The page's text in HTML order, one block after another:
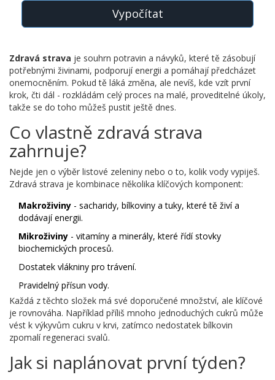
Vypočítat
Zdravá strava je souhrn potravin a návyků, které tě zásobují
potřebnými živinami, podporují energii a pomáhají předcházet
onemocněním. Pokud tě láká změna, ale nevíš, kde vzít první
krok, čti dál - rozkládám celý proces na malé, proveditelné úkoly,
takže se do toho můžeš pustit ještě dnes.
Co vlastně zdravá strava
zahrnuje?
Nejde jen o výběr listové zeleniny nebo o to, kolik vody vypiješ.
Zdravá strava je kombinace několika klíčových komponent:
Makroživiny - sacharidy, bílkoviny a tuky, které tě živí a
dodávají energii.
Mikroživiny - vitamíny a minerály, které řídí stovky
biochemických procesů.
Dostatek vlákniny pro trávení.
Pravidelný přísun vody.
Každá z těchto složek má své doporučené množství, ale klíčové
je rovnováha. Například příliš mnoho jednoduchých cukrů může
vést k výkyvům cukru v krvi, zatímco nedostatek bílkovin
zpomalí regeneraci svalů.
Jak si naplánovat první týden?